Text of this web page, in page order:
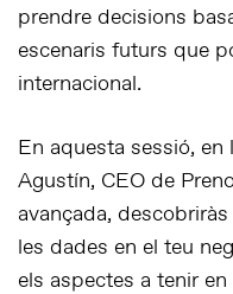
prendre decisions
escenaris futurs que
internacional.
En aquesta sessió,
Agustín, CEO de
avançada,
les dades en el teu
els aspectes a tenir